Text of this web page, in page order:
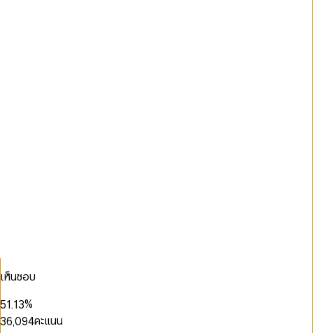
เห็นชอบ
3
5
6
1
2
.1
2
1
3
4
%
0
2
3
2
3
5
6,0
6
7
8
9
1
2
3
4คะแนน
0
1
3
4
5
0
10